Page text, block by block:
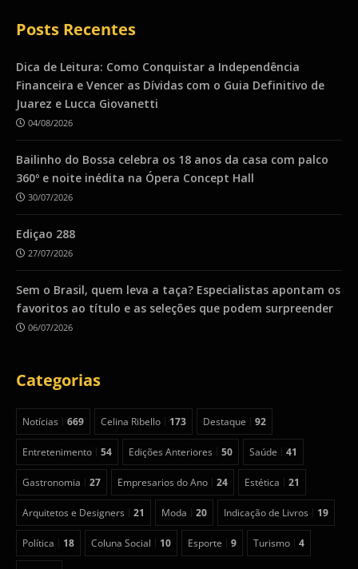
Posts Recentes
Dica de Leitura: Como Conquistar a Independência
Financeira e Vencer as Dívidas com o Guia Definitivo de
Juarez e Lucca Giovanetti
04/08/2026
Bailinho do Bossa celebra os 18 anos da casa com palco
360º e noite inédita na Ópera Concept Hall
30/07/2026
Ediçao 288
27/07/2026
Sem o Brasil, quem leva a taça? Especialistas apontam os
favoritos ao título e as seleções que podem surpreender
06/07/2026
Categorias
Notícias 669 Celina Ribello 173 Destaque 92
Entretenimento 54 Edições Anteriores 50 Saúde 41
Gastronomia 27 Empresarios do Ano 24 Estética 21
Arquitetos e Designers 21 Moda 20 Indicação de Livros 19
Política 18 Coluna Social 10 Esporte 9 Turismo 4